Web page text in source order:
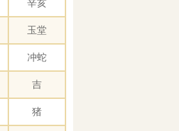
辛亥
玉堂
冲蛇
吉
猪